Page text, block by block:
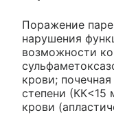
Поражение
нарушения
возможности
крови;
степени (КК<15
крови